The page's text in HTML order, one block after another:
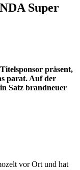
Super
präsent,
parat. Auf der
Satz brandneuer
vor Ort und hat